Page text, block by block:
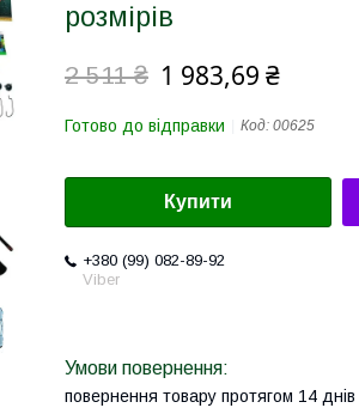
розмірів
2 511 ₴ 1 983,69 ₴
Готово до відправки Код: 00625
Купити
+380 (99) 082-89-92
Viber
повернення товару протягом 14 днів